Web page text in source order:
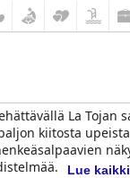
La Tojan
kiitosta
Lue